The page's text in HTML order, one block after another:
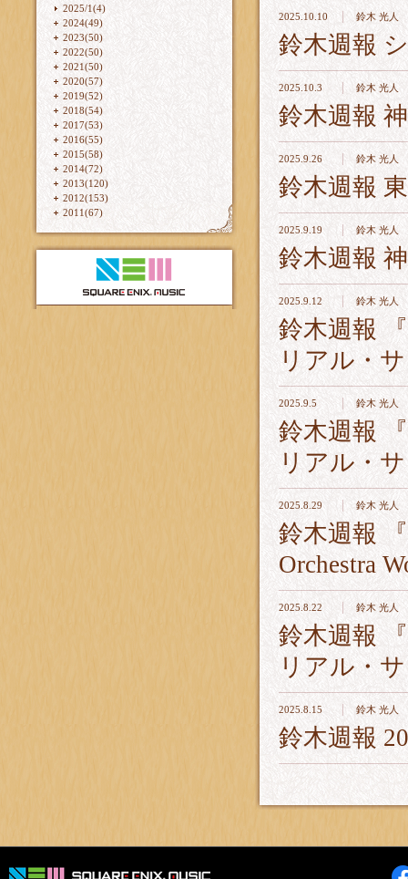
2025/1(4)
2024(49)
2023(50)
2022(50)
2021(50)
2020(57)
2019(52)
2018(54)
2017(53)
2016(55)
2015(58)
2014(72)
2013(120)
2012(153)
2011(67)
2025.10.10 鈴木 光人
鈴木週報
2025.10.3 鈴木 光人
鈴木週報
2025.9.26 鈴木 光人
鈴木週報
2025.9.19 鈴木 光人
鈴木週報
2025.9.12 鈴木 光人
鈴木週報
リアル・
2025.9.5 鈴木 光人
鈴木週報
リアル・
2025.8.29 鈴木 光人
鈴木週報
Orchestra
2025.8.22 鈴木 光人
鈴木週報
リアル・
2025.8.15 鈴木 光人
鈴木週報